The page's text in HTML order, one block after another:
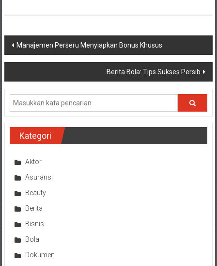
Navigasi
pos
Manajemen Perseru Menyiapkan Bonus Khusus
Berita Bola: Tips Sukses Persib
Kategori
Aktor
Asuransi
Beauty
Berita
Bisnis
Bola
Dokumen